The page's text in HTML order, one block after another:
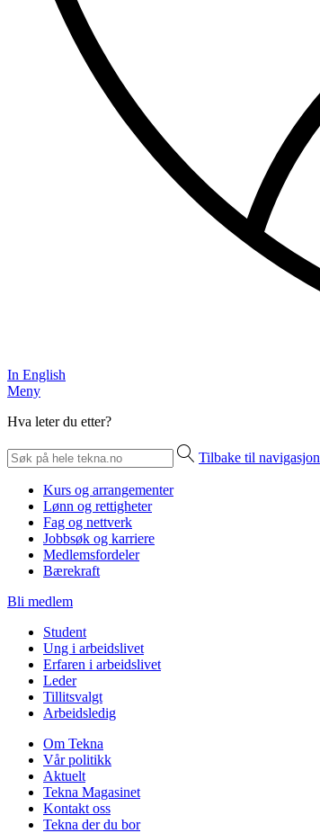
In English
Meny
Hva leter du etter?
Tilbake til navigasjon
Kurs og arrangementer
Lønn og rettigheter
Fag og nettverk
Jobbsøk og karriere
Medlemsfordeler
Bærekraft
Bli medlem
Student
Ung i arbeidslivet
Erfaren i arbeidslivet
Leder
Tillitsvalgt
Arbeidsledig
Om Tekna
Vår politikk
Aktuelt
Tekna Magasinet
Kontakt oss
Tekna der du bor